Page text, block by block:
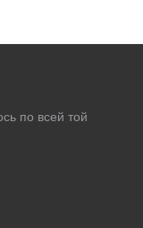
по всей той